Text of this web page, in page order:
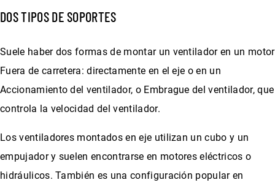
DOS TIPOS DE SOPORTES
Suele haber dos formas de montar un ventilador en un motor
Fuera de carretera: directamente en el eje o en un
Accionamiento del ventilador, o Embrague del ventilador, que
controla la velocidad del ventilador.
Los ventiladores montados en eje utilizan un cubo y un
empujador y suelen encontrarse en motores eléctricos o
hidráulicos. También es una configuración popular en